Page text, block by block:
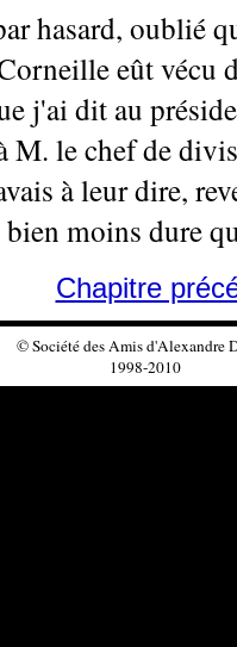
hasard, oublié
eût vécu
j'ai dit au
M. le chef de
à leur dire,
moins dure
Chapitre
© Société des Amis d'Alexandre
1998-2010